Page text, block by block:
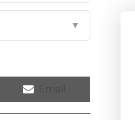
▼